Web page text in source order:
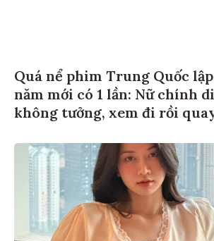
Quá nể phim Trung Quốc
năm mới có 1 lần: Nữ chính
không tưởng, xem đi rồi